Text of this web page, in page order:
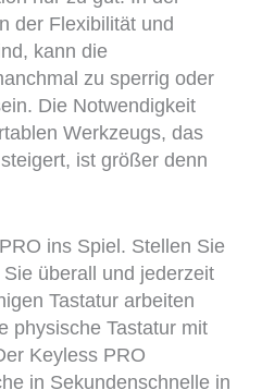
der Flexibilität und
kann die
zu sperrig oder
Die Notwendigkeit
Werkzeugs, das
ist größer denn
ins Spiel. Stellen Sie
überall und jederzeit
Tastatur arbeiten
physische Tastatur mit
Keyless PRO
in Sekundenschnelle in